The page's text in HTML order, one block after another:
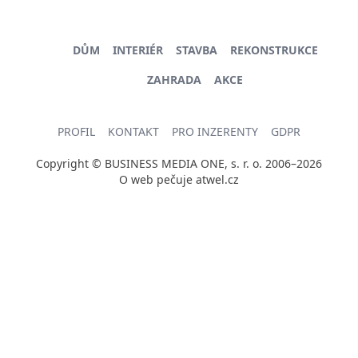
DŮM INTERIÉR STAVBA
REKONSTRUKCE
ZAHRADA
AKCE
PROFIL KONTAKT PRO INZERENTY GDPR
Copyright © BUSINESS MEDIA ONE, s. r. o. 2006–2026